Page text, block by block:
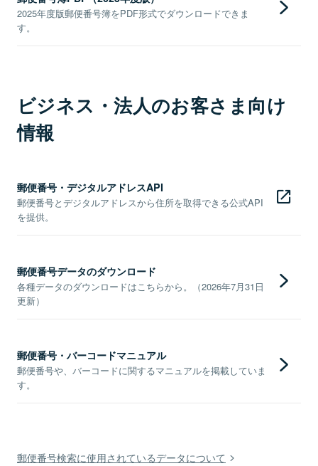
2025年度版郵便番号簿をPDF形式でダウンロードできま
す。
ビジネス・法人のお客さま向け
情報
郵便番号・デジタルアドレスAPI
郵便番号とデジタルアドレスから住所を取得できる公式API
を提供。
郵便番号データのダウンロード
各種データのダウンロードはこちらから。（2026年7月31日
更新）
郵便番号・バーコードマニュアル
郵便番号や、バーコードに関するマニュアルを掲載していま
す。
郵便番号検索に使用されているデータについて